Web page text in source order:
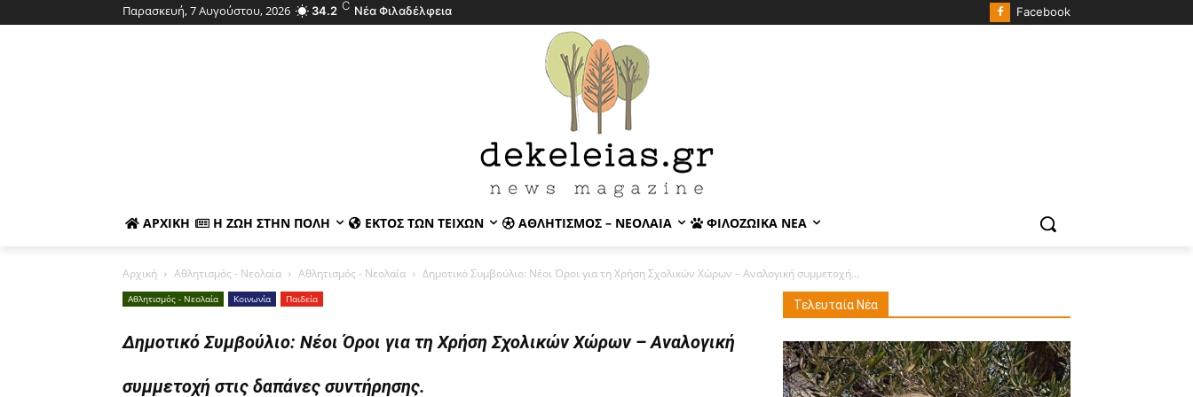
Παρασκευή, 7 Αυγούστου, 2026 34.2 C Νέα Φιλαδέλφεια Facebook
ΑΡΧΙΚΉ Η ΖΩΉ ΣΤΗΝ ΠΌΛΗ ΕΚΤΌΣ ΤΩΝ ΤΕΙΧΏΝ ΑΘΛΗΤΙΣΜΌΣ – ΝΕΟΛΑΊΑ ΦΙΛΟΖΩΙΚΆ ΝΈΑ
Αρχική Αθλητισμός - Νεολαία Αθλητισμός - Νεολαία Δημοτικό Συμβούλιο: Νέοι Όροι για τη Χρήση Σχολικών Χώρων – Αναλογική συμμετοχή...
Αθλητισμός - Νεολαία Κοινωνία Παιδεία
Δημοτικό Συμβούλιο: Νέοι Όροι για τη Χρήση Σχολικών Χώρων – Αναλογική
συμμετοχή στις δαπάνες συντήρησης.
Τελευταία Νέα